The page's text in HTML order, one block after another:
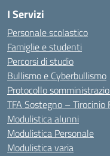
I Servizi
Personale scolastico
Famiglie e studenti
Percorsi di studio
Bullismo e Cyberbullismo
Protocollo
TFA Sostegno –
Modulistica alunni
Modulistica Personale
Modulistica varia